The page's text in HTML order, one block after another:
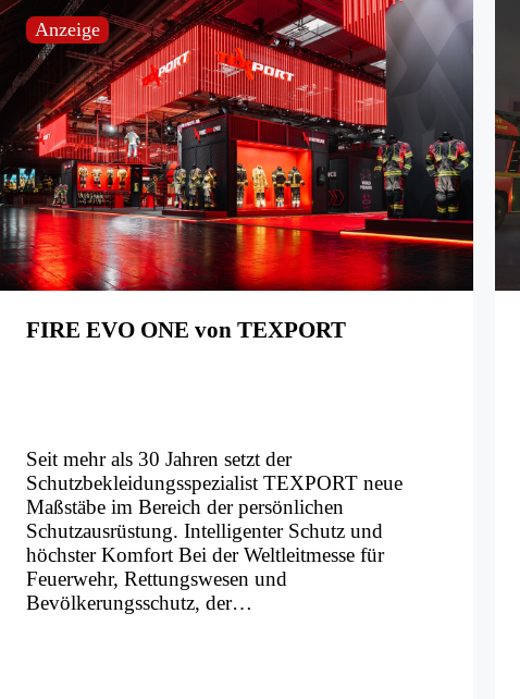
Anzeige
FIRE EVO ONE von TEXPORT
Seit mehr als 30 Jahren setzt der
Schutzbekleidungsspezialist TEXPORT neue
Maßstäbe im Bereich der persönlichen
Schutzausrüstung. Intelligenter Schutz und
höchster Komfort Bei der Weltleitmesse für
Feuerwehr, Rettungswesen und
Bevölkerungsschutz, der…